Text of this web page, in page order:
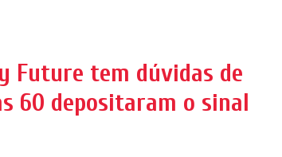
de 7 velocidades, com tração integral nas quatro
a versão Sportine, os destaques ficam p...
Future tem dúvidas de
60 depositaram o sinal